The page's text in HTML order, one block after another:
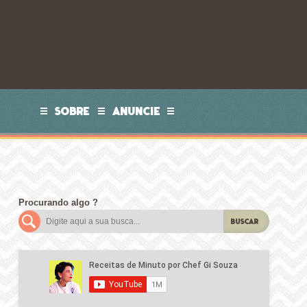
SOBRE ANUNCIE
Procurando algo ?
BUSCAR